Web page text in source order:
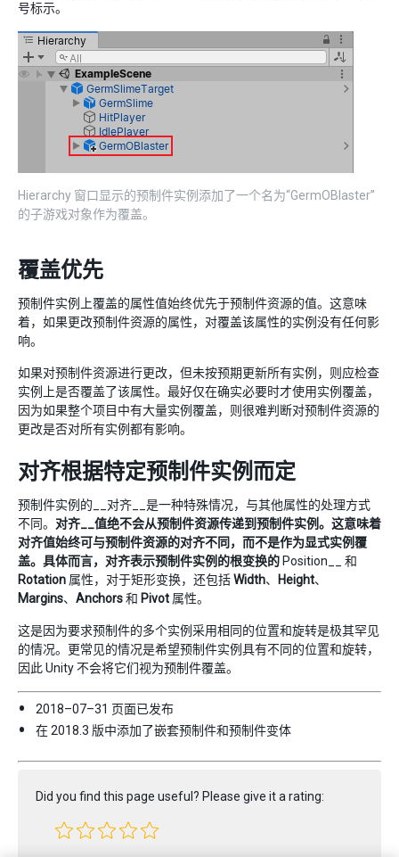
号标示。
Hierarchy 窗口显示的预制件实例添加了一个名为“GermOBlaster”
的子游戏对象作为覆盖。
覆盖优先
预制件实例上覆盖的属性值始终优先于预制件资源的值。这意味
着，如果更改预制件资源的属性，对覆盖该属性的实例没有任何影
响。
如果对预制件资源进行更改，但未按预期更新所有实例，则应检查
实例上是否覆盖了该属性。最好仅在确实必要时才使用实例覆盖，
因为如果整个项目中有大量实例覆盖，则很难判断对预制件资源的
更改是否对所有实例都有影响。
对齐根据特定预制件实例而定
预制件实例的__对齐__是一种特殊情况，与其他属性的处理方式
不同。 对齐__值绝不会从预制件资源传递到预制件实例。这意味着
对齐值始终可与预制件资源的对齐不同，而不是作为显式实例覆
盖。具体而言，对齐表示预制件实例的根变换的 Position__ 和
Rotation 属性，对于矩形变换，还包括Width、 Height、
Margins、 Anchors和 Pivot 属性。
这是因为要求预制件的多个实例采用相同的位置和旋转是极其罕见
的情况。更常见的情况是希望预制件实例具有不同的位置和旋转，
因此 Unity 不会将它们视为预制件覆盖。
2018–07–31 页面已发布
在 2018.3 版中添加了嵌套预制件和预制件变体
Did you find this page useful? Please give it a rating: